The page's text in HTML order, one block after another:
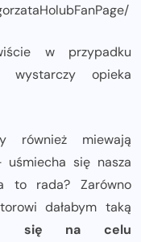
w przypadku
wystarczy opieka
również miewają
się nasza
to rada? Zarówno
dałabym taką
się na celu